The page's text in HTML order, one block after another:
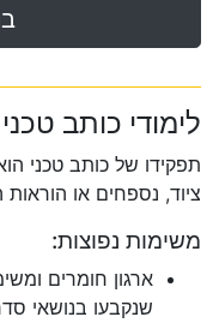
לימודי כותב טכני
תפקידו של כותב טכני
ציוד, נספחים או
משימות נפוצות:
ארגון חומרים
שנקבעו בנושאי